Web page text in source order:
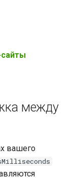
между
вашего